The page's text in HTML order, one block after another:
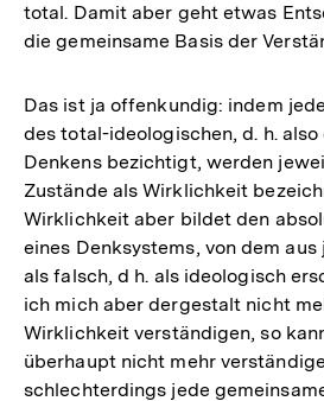
total. Damit aber geht etwas
die gemeinsame Basis der
Das ist ja offenkundig: indem
des total-ideologischen, d. h.
Denkens bezichtigt, werden
Zustände als Wirklichkeit
Wirklichkeit aber bildet den
eines Denksystems, von dem
als falsch, d h. als ideologisch
ich mich aber dergestalt nicht
Wirklichkeit verständigen, so
überhaupt nicht mehr
schlechterdings jede